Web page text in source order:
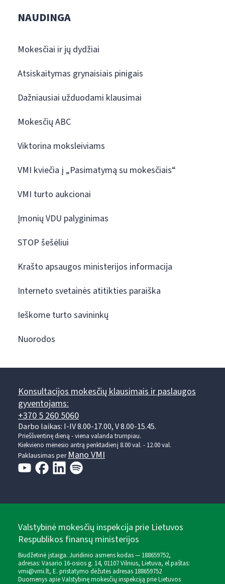
NAUDINGA
Mokesčiai ir jų dydžiai
Atsiskaitymas grynaisiais pinigais
Dažniausiai užduodami klausimai
Mokesčių ABC
Viktorina moksleiviams
VMI kviečia į „Pasimatymą su mokesčiais“
VMI turto aukcionai
Įmonių VDU palyginimas
STOP šešėliui
Krašto apsaugos ministerijos informacija
Interneto svetainės atitikties paraiška
Ieškome turto savininkų
Nuorodos
Konsultacijos mokesčių klausimais ir paslaugos
gyventojams:
+370 5 260 5060
Darbo laikas: I-IV 8.00-17.00, V 8.00-15.45.
Prieššventinę dieną - viena valanda trumpiau.
Kiekvieno mėnesio antrą penktadienį 8.00 val. - 12.00 val.
Paklausimas perMano VMI
Valstybinė mokesčių inspekcija prie Lietuvos
Respublikos finansų ministerijos
Biudžetinė įstaiga. Juridinio asmens kodas — 188659752,
adresas: Vasario 16-osios g. 14, 01107 Vilnius, Lietuva, el.paštas:
vmi@vmi.lt, E. pristatymo dėžutės adresas 188659752
Duomenys apie Valstybinę mokesčių inspekciją prie Lietuvos